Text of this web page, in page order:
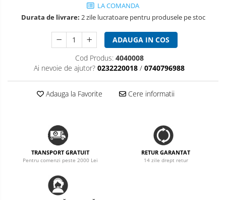
LA COMANDA
Durata de livrare: 2 zile lucratoare pentru produsele pe stoc
ADAUGA IN COS
Cod Produs: 4040008
Ai nevoie de ajutor? 0232220018 / 0740796988
Adauga la Favorite Cere informatii
TRANSPORT GRATUIT
Pentru comenzi peste 2000 Lei
RETUR GARANTAT
14 zile drept retur